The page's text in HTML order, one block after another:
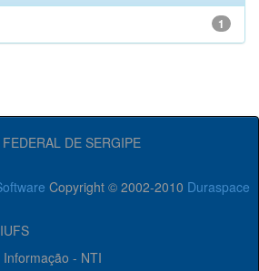
1
DE SERGIPE
Copyright © 2002-2010 Duraspace
- NTI